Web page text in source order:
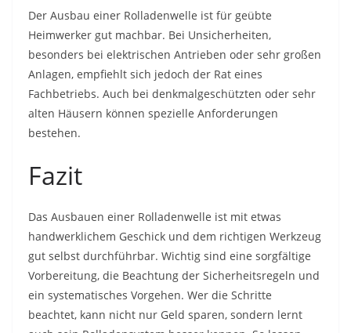
Der Ausbau einer Rolladenwelle ist für geübte
Heimwerker gut machbar. Bei Unsicherheiten,
besonders bei elektrischen Antrieben oder sehr großen
Anlagen, empfiehlt sich jedoch der Rat eines
Fachbetriebs. Auch bei denkmalgeschützten oder sehr
alten Häusern können spezielle Anforderungen
bestehen.
Fazit
Das Ausbauen einer Rolladenwelle ist mit etwas
handwerklichem Geschick und dem richtigen Werkzeug
gut selbst durchführbar. Wichtig sind eine sorgfältige
Vorbereitung, die Beachtung der Sicherheitsregeln und
ein systematisches Vorgehen. Wer die Schritte
beachtet, kann nicht nur Geld sparen, sondern lernt